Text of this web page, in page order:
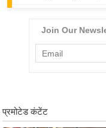
ली
वु